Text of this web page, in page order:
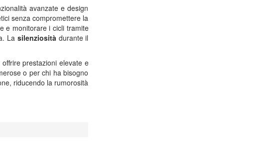
avanzate e design
senza compromettere la
e monitorare i cicli tramite
La silenziositàdurante il
prestazioni elevate e
o per chi ha bisogno
riducendo la rumorosità